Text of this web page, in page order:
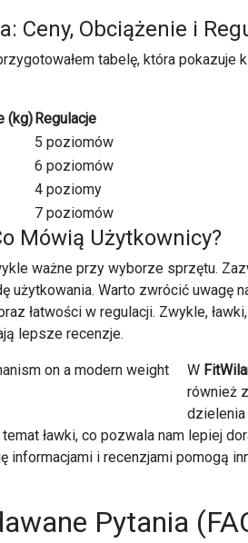
Ceny, Obciążenie i
tabelę, która pokazuje
(kg)Regulacje
5 poziomów
6 poziomów
4 poziomy
7 poziomów
Mówią Użytkownicy?
ważne przy wyborze sprzętu.
użytkowania. Warto zwrócić uwagę
łatwości w regulacji. Zwykle,
lepsze recenzje.
W
również
ławki, co pozwala nam lepiej
informacjami i recenzjami pomogą
Pytania